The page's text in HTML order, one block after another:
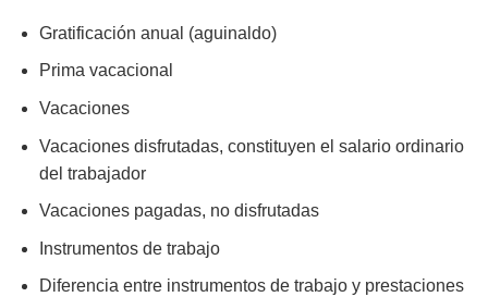
Gratificación anual (aguinaldo)
Prima vacacional
Vacaciones
Vacaciones disfrutadas, constituyen el salario ordinario
del trabajador
Vacaciones pagadas, no disfrutadas
Instrumentos de trabajo
Diferencia entre instrumentos de trabajo y prestaciones